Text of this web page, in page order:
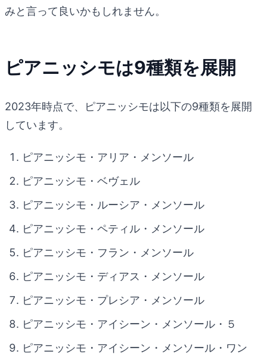
みと言って良いかもしれません。
ピアニッシモは9種類を展開
2023年時点で、ピアニッシモは以下の9種類を展開
しています。
ピアニッシモ・アリア・メンソール
ピアニッシモ・ベヴェル
ピアニッシモ・ルーシア・メンソール
ピアニッシモ・ペティル・メンソール
ピアニッシモ・フラン・メンソール
ピアニッシモ・ディアス・メンソール
ピアニッシモ・プレシア・メンソール
ピアニッシモ・アイシーン・メンソール・５
ピアニッシモ・アイシーン・メンソール・ワン